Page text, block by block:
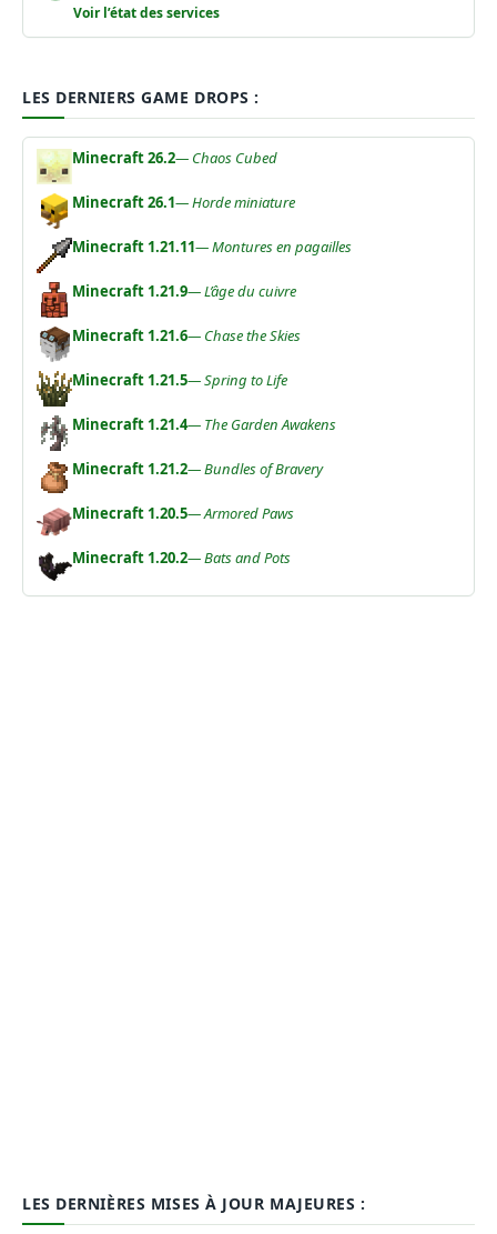
Voir l’état des services
LES DERNIERS GAME DROPS :
Minecraft 26.2— Chaos Cubed
Minecraft 26.1— Horde miniature
Minecraft 1.21.11— Montures en pagailles
Minecraft 1.21.9— L’âge du cuivre
Minecraft 1.21.6— Chase the Skies
Minecraft 1.21.5— Spring to Life
Minecraft 1.21.4— The Garden Awakens
Minecraft 1.21.2— Bundles of Bravery
Minecraft 1.20.5— Armored Paws
Minecraft 1.20.2— Bats and Pots
LES DERNIÈRES MISES À JOUR MAJEURES :